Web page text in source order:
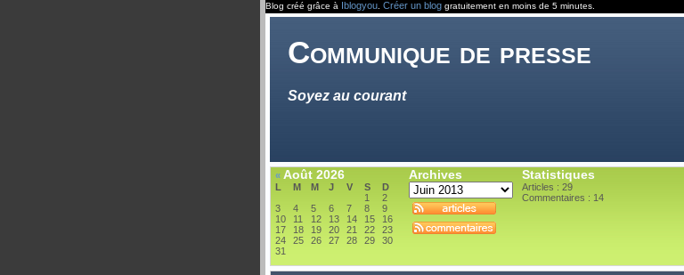
Blog créé grâce à Iblogyou Créer un blog gratuitement en moins de 5 minutes.
Communique de presse
Soyez au courant
« Août 2026
L M M J V S
D
1
2
3
4 5 6 7 8
9
10
11 12 13 14 15
16
17
18 19 20 21 22
23
24
25 26 27 28 29
30
31
Archives Statistiques
Articles : 29
Commentaires : 14